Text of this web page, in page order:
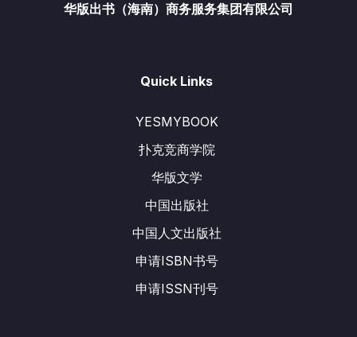
华版出书（海南）商务服务集团有限公司
Quick Links
YESMYBOOK
扑克竞商学院
华版文学
中国出版社
中国人文出版社
申请ISBN书号
申请ISSN刊号